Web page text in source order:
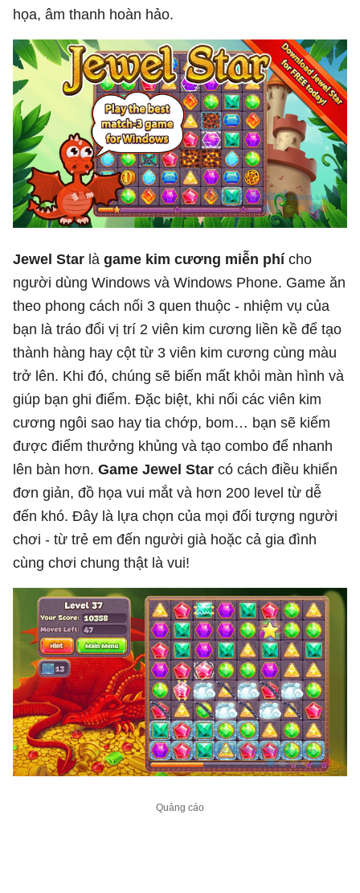
họa, âm thanh hoàn hảo.
Jewel Star là game kim cương miễn phícho
người dùng Windows và Windows Phone. Game ăn
theo phong cách nối 3 quen thuộc - nhiệm vụ của
bạn là tráo đổi vị trí 2 viên kim cương liền kề để tạo
thành hàng hay cột từ 3 viên kim cương cùng màu
trở lên. Khi đó, chúng sẽ biến mất khỏi màn hình và
giúp bạn ghi điểm. Đặc biệt, khi nối các viên kim
cương ngôi sao hay tia chớp, bom… bạn sẽ kiếm
được điểm thưởng khủng và tạo combo để nhanh
lên bàn hơn. Game Jewel Star có cách điều khiển
đơn giản, đồ họa vui mắt và hơn 200 level từ dễ
đến khó. Đây là lựa chọn của mọi đối tượng người
chơi - từ trẻ em đến người già hoặc cả gia đình
cùng chơi chung thật là vui!